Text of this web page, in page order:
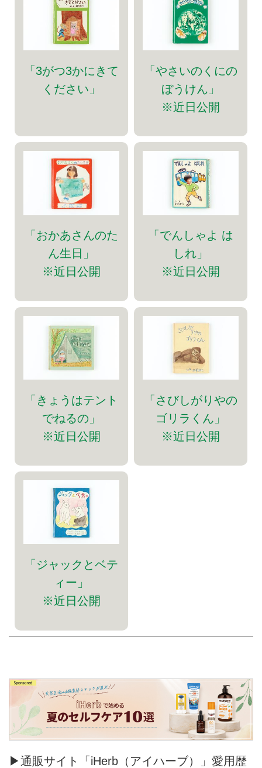
「3がつ3かにきて
ください」
「やさいのくにの
ぼうけん」
※近日公開
「おかあさんのた
ん生日」
※近日公開
「でんしゃよ は
しれ」
※近日公開
「きょうはテント
でねるの」
※近日公開
「さびしがりやの
ゴリラくん」
※近日公開
「ジャックとベテ
ィー」
※近日公開
▶通販サイト「iHerb（アイハーブ）」愛用歴